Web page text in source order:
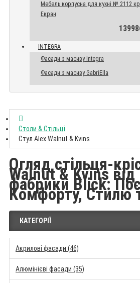
Мебель корпусна для кухні № 2112
Екран
INTEGRA
Фасади з масиву Integra
Фасади з масиву GabriElla
Столи & Стільці
Стул Alex Walnut & Kvins
Огляд стільця-
Walnut & Kvins
фабрики Blick:
Комфорту, Стилю
КАТЕГОРІЇ
Акрилові фасади (46)
Алюмінієві фасади (35)